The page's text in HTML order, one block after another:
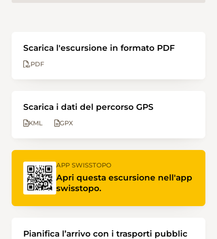
Scarica l'escursione in formato PDF
PDF
Scarica i dati del percorso GPS
KML GPX
APP SWISSTOPO
Apri questa escursione nell'app
swisstopo.
Pianifica l’arrivo con i trasporti pubblic